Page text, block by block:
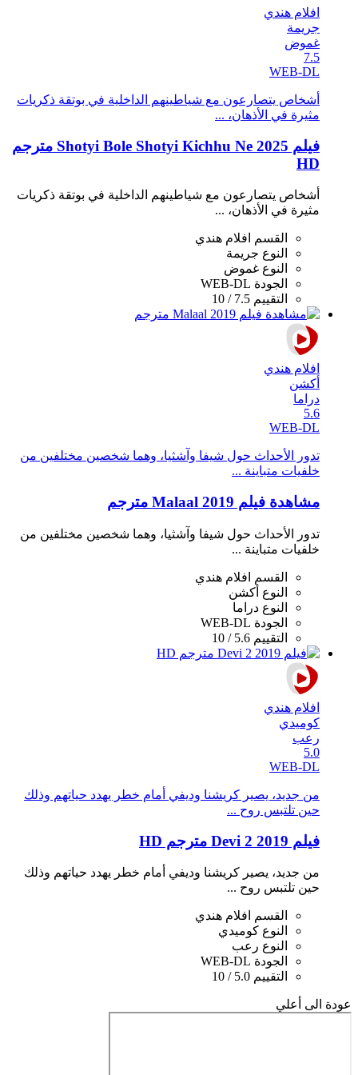
افلام هندي
جريمة
غموض
7.5
WEB-DL
أشخاص يتصارعون مع شياطينهم الداخلية في بوتقة ذكريات
مثيرة في الأذهان، ...
فيلم Shotyi Bole Shotyi Kichhu Ne 2025 مترجم
HD
أشخاص يتصارعون مع شياطينهم الداخلية في بوتقة ذكريات
مثيرة في الأذهان، ...
القسم
افلام هندي
النوع جريمة
النوع غموض
الجودة WEB-DL
التقييم 7.5 / 10
افلام هندي
أكشن
دراما
5.6
WEB-DL
تدور الأحداث حول شيفا وآشثيا، وهما شخصين مختلفين من
خلفيات متباينة ...
مشاهدة فيلم Malaal 2019 مترجم
تدور الأحداث حول شيفا وآشثيا، وهما شخصين مختلفين من
خلفيات متباينة ...
القسم
افلام هندي
النوع أكشن
النوع دراما
الجودة WEB-DL
التقييم 5.6 / 10
افلام هندي
كوميدي
رعب
5.0
WEB-DL
من جديد، يصير كريشنا وديفي أمام خطر يهدد حياتهم وذلك
حين تلتبس روح ...
فيلم Devi 2 2019 مترجم HD
من جديد، يصير كريشنا وديفي أمام خطر يهدد حياتهم وذلك
حين تلتبس روح ...
القسم
افلام هندي
النوع كوميدي
النوع رعب
الجودة WEB-DL
التقييم 5.0 / 10
عودة الى أعلي